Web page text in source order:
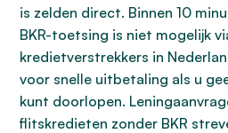
is zelden direct. Binnen 10
BKR-toetsing is niet mogelijk
kredietverstrekkers in
voor snelle uitbetaling als u
kunt doorlopen.
flitskredieten zonder BKR